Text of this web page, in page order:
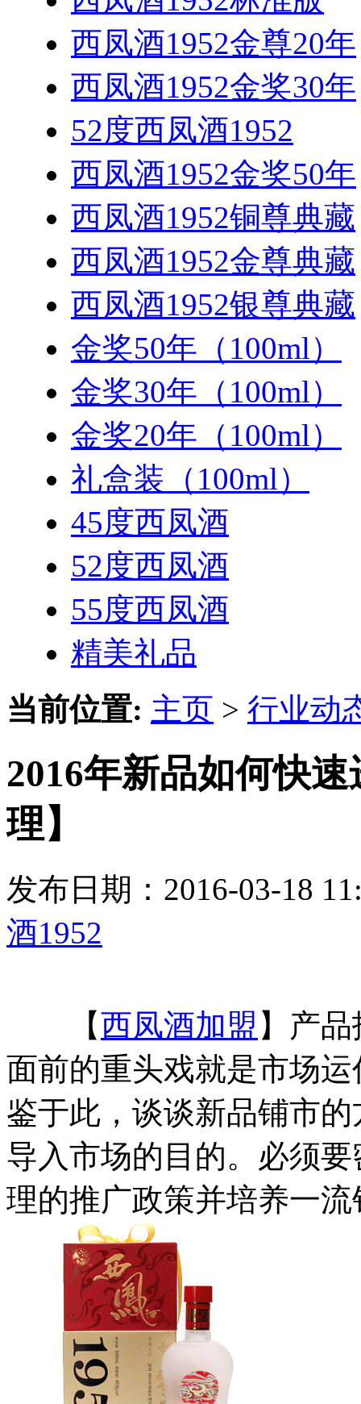
西凤酒1952金尊20年
西凤酒1952金奖30年
52度西凤酒1952
西凤酒1952金奖50年
西凤酒1952铜尊典藏
西凤酒1952金尊典藏
西凤酒1952银尊典藏
金奖50年（100ml）
金奖30年（100ml）
金奖20年（100ml）
礼盒装（100ml）
45度西凤酒
52度西凤酒
55度西凤酒
精美礼品
当前位置: 主页 > 行业动
2016年新品如何快
理】
发布日期：2016-03-18
酒1952
【西凤酒加盟 】产
面前的重头戏就是市场
鉴于此，谈谈新品铺市
导入市场的目的。必须
理的推广政策并培养一